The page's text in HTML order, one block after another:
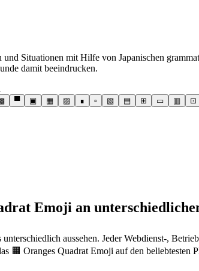
Situationen mit Hilfe von Japanischen
damit beeindrucken.
▀ ▣ ▦ ▨ ∎ ▫ ▧ ▤ ⊞ ▭ ▥ ⊡
Emoji an
aussehen. Jeder Webdienst-,
🟧 Oranges Quadrat Emoji auf den beliebtesten